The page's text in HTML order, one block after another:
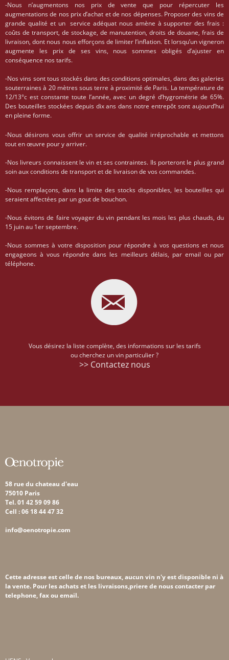
-Nous n’augmentons nos prix de vente que pour répercuter les
augmentations de nos prix d’achat et de nos dépenses. Proposer des vins de
grande qualité et un service adéquat nous amène à supporter des frais :
coûts de transport, de stockage, de manutention, droits de douane, frais de
livraison, dont nous nous efforçons de limiter l’inflation. Et lorsqu’un vigneron
augmente les prix de ses vins, nous sommes obligés d’ajuster en
conséquence nos tarifs.
-Nos vins sont tous stockés dans des conditions optimales, dans des galeries
souterraines à 20 mètres sous terre à proximité de Paris. La température de
12/13°c est constante toute l’année, avec un degré d’hygrométrie de 65%.
Des bouteilles stockées depuis dix ans dans notre entrepôt sont aujourd’hui
en pleine forme.
-Nous désirons vous offrir un service de qualité irréprochable et mettons
tout en œuvre pour y arriver.
-Nos livreurs connaissent le vin et ses contraintes. Ils porteront le plus grand
soin aux conditions de transport et de livraison de vos commandes.
-Nous remplaçons, dans la limite des stocks disponibles, les bouteilles qui
seraient affectées par un gout de bouchon.
-Nous évitons de faire voyager du vin pendant les mois les plus chauds, du
15 juin au 1er septembre.
-Nous sommes à votre disposition pour répondre à vos questions et nous
engageons à vous répondre dans les meilleurs délais, par email ou par
téléphone.
Vous désirez la liste complète, des informations sur les tarifs
ou cherchez un vin particulier ?
>> Contactez nous
58 rue du chateau d'eau
75010 Paris
Tel. 01 42 59 09 86
Cell : 06 18 44 47 32
info@oenotropie.com
Cette adresse est celle de nos bureaux, aucun vin n'y est disponible ni à
la vente. Pour les achats et les livraisons,priere de nous contacter par
telephone, fax ou email.